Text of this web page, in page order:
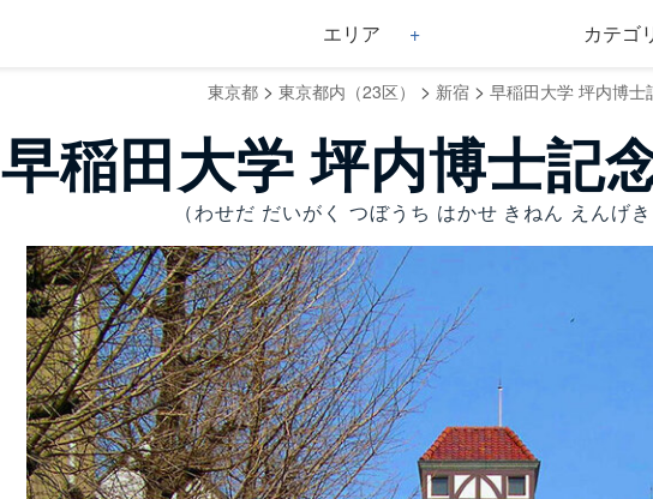
エリア カテゴ
東京都> 東京都内（23区） > 新宿> 早稲田大学 坪内博士
早稲田大学 坪内博士記
（わせだ だいがく つぼうち はかせ きねん えんげき